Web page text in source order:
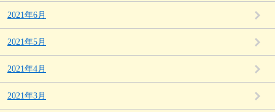
2021年6月
2021年5月
2021年4月
2021年3月